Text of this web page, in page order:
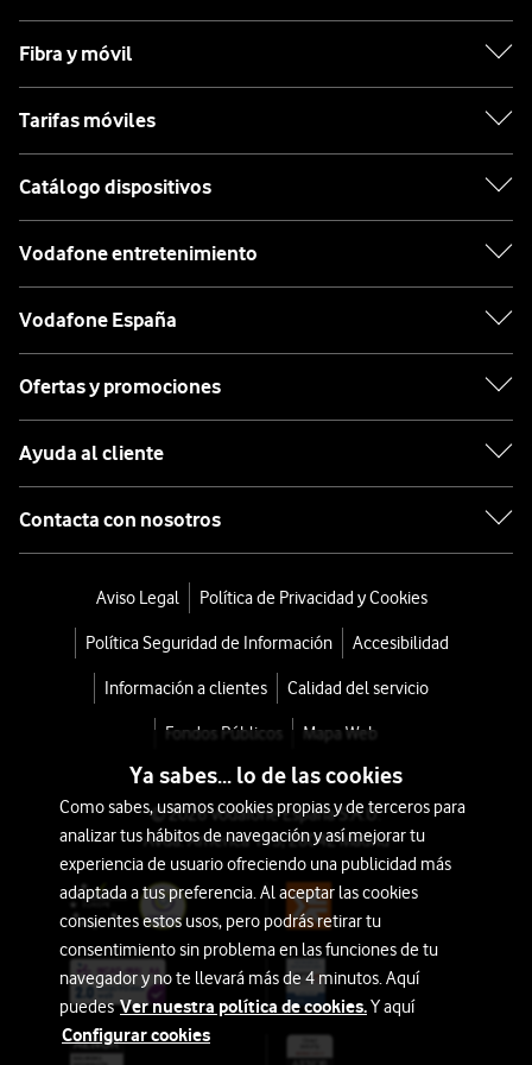
Fibra y móvil
Tarifas móviles
Catálogo dispositivos
Vodafone entretenimiento
Vodafone España
Ofertas y promociones
Ayuda al cliente
Contacta con nosotros
Aviso Legal Política de Privacidad y Cookies
Política Seguridad de Información Accesibilidad
Información a clientes Calidad del servicio
Fondos Públicos Mapa Web
© 2026 Vodafone España S.A.U.
Avda. América 115, 28042 Madrid
Ya sabes... lo de las cookies
Como sabes, usamos cookies propias y de terceros para
analizar tus hábitos de navegación y así mejorar tu
experiencia de usuario ofreciendo una publicidad más
adaptada a tus preferencia. Al aceptar las cookies
consientes estos usos, pero podrás retirar tu
consentimiento sin problema en las funciones de tu
navegador y no te llevará más de 4 minutos. Aquí
puedesVer nuestra política de cookies.Y aquí
Configurar cookies